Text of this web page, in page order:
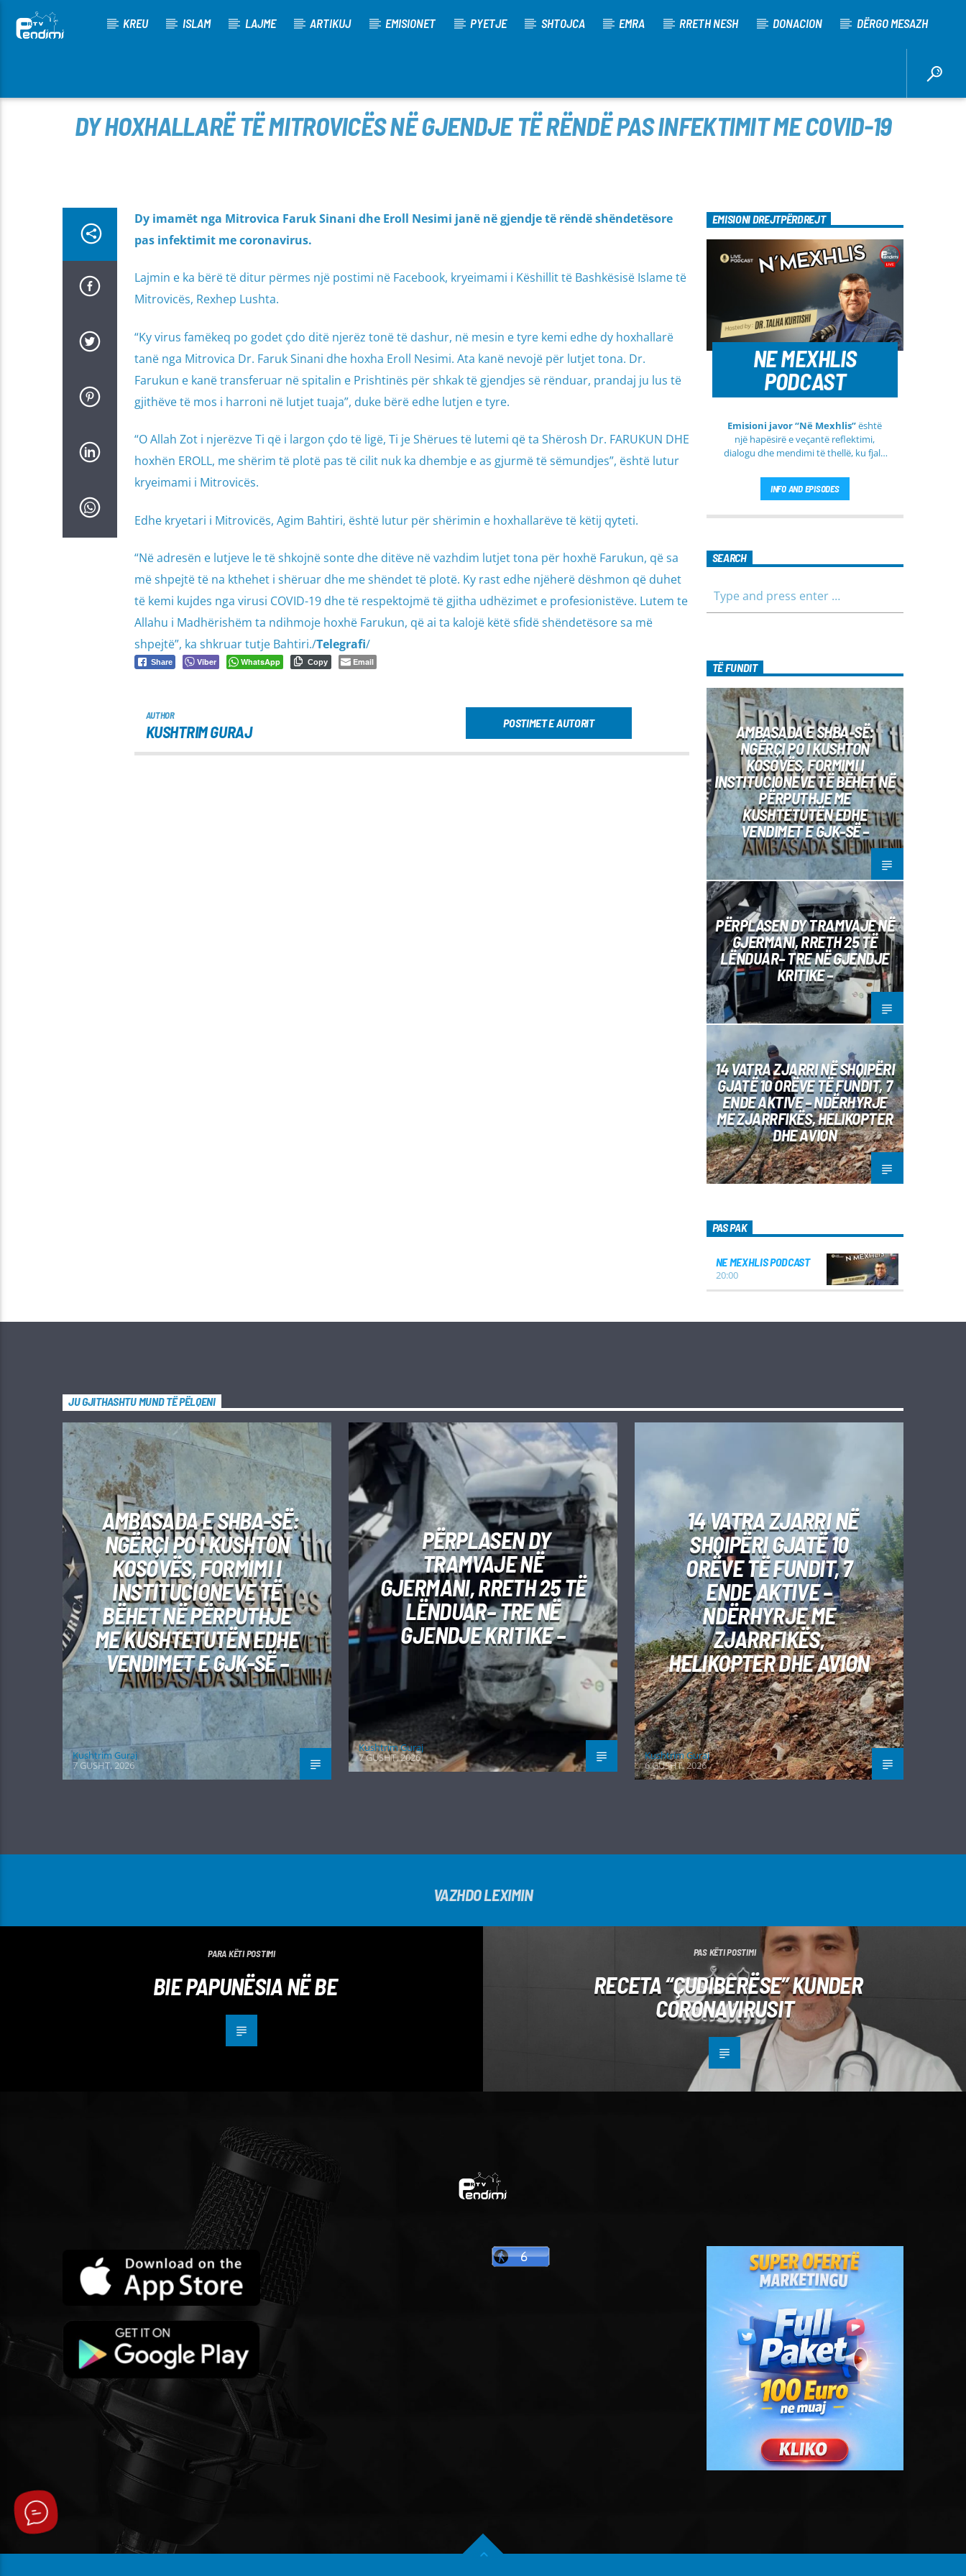
KREU ISLAM LAJME ARTIKUJ EMISIONET PYETJE SHTOJCA EMRA RRETH NESH DONACION DËRGO MESAZH
DY HOXHALLARË TË MITROVICËS NË GJENDJE TË RËNDË PAS INFEKTIMIT ME COVID-19
Dy imamët nga Mitrovica Faruk Sinani dhe Eroll Nesimi janë në gjendje të rëndë shëndetësore
pas infektimit me coronavirus.
Lajmin e ka bërë të ditur përmes një postimi në Facebook, kryeimami i Këshillit të Bashkësisë Islame të
Mitrovicës, Rexhep Lushta.
“Ky virus famëkeq po godet çdo ditë njerëz tonë të dashur, në mesin e tyre kemi edhe dy hoxhallarë
tanë nga Mitrovica Dr. Faruk Sinani dhe hoxha Eroll Nesimi. Ata kanë nevojë për lutjet tona. Dr.
Farukun e kanë transferuar në spitalin e Prishtinës për shkak të gjendjes së rënduar, prandaj ju lus të
gjithëve të mos i harroni në lutjet tuaja”, duke bërë edhe lutjen e tyre.
“O Allah Zot i njerëzve Ti që i largon çdo të ligë, Ti je Shërues të lutemi që ta Shërosh Dr. FARUKUN DHE
hoxhën EROLL, me shërim të plotë pas të cilit nuk ka dhembje e as gjurmë të sëmundjes”, është lutur
kryeimami i Mitrovicës.
Edhe kryetari i Mitrovicës, Agim Bahtiri, është lutur për shërimin e hoxhallarëve të këtij qyteti.
“Në adresën e lutjeve le të shkojnë sonte dhe ditëve në vazhdim lutjet tona për hoxhë Farukun, që sa
më shpejtë të na kthehet i shëruar dhe me shëndet të plotë. Ky rast edhe njëherë dëshmon që duhet
të kemi kujdes nga virusi COVID-19 dhe të respektojmë të gjitha udhëzimet e profesionistëve. Lutem te
Allahu i Madhërishëm ta ndihmoje hoxhë Farukun, që ai ta kalojë këtë sfidë shëndetësore sa më
shpejtë”, ka shkruar tutje Bahtiri./Telegrafi/
Share Viber WhatsApp Copy Email
AUTHOR
KUSHTRIM GURAJ POSTIMET E AUTORIT
EMISIONI DREJTPËRDREJT
NE MEXHLIS
PODCAST
Emisioni javor “Në Mexhlis”është
një hapësirë e veçantë reflektimi,
dialogu dhe mendimi të thellë, ku fjala
kuptim të veçantë. Ky emision
transmetohetdrejtpërdrejt çdo të
formë komunikimi të hapur, të qetë
INFO AND EPISODES
SEARCH
TË FUNDIT
AMBASADA E SHBA-SË:
NGËRÇI PO I KUSHTON
KOSOVËS, FORMIMI I
INSTITUCIONEVE TË BËHET NË
PËRPUTHJE ME
KUSHTETUTËN EDHE
VENDIMET E GJK-SË –
PËRPLASEN DY TRAMVAJE NË
GJERMANI, RRETH 25 TË
LËNDUAR– TRE NË GJENDJE
KRITIKE –
14 VATRA ZJARRI NË SHQIPËRI
GJATË 10 ORËVE TË FUNDIT, 7
ENDE AKTIVE – NDËRHYRJE
ME ZJARRFIKËS, HELIKOPTER
DHE AVION
PAS PAK
NE MEXHLIS PODCAST
20:00
JU GJITHASHTU MUND TË PËLQENI
AMBASADA E SHBA-SË:
NGËRÇI PO I KUSHTON
KOSOVËS, FORMIMI I
INSTITUCIONEVE TË
BËHET NË PËRPUTHJE
ME KUSHTETUTËN EDHE
VENDIMET E GJK-SË –
Kushtrim Guraj
7 GUSHT, 2026
PËRPLASEN DY
TRAMVAJE NË
GJERMANI, RRETH 25 TË
LËNDUAR– TRE NË
GJENDJE KRITIKE –
Kushtrim Guraj
7 GUSHT, 2026
14 VATRA ZJARRI NË
SHQIPËRI GJATË 10
ORËVE TË FUNDIT, 7
ENDE AKTIVE –
NDËRHYRJE ME
ZJARRFIKËS,
HELIKOPTER DHE AVION
Kushtrim Guraj
6 GUSHT, 2026
VAZHDO LEXIMIN
PARA KËTI POSTIMI
BIE PAPUNËSIA NË BE
PAS KËTI POSTIMI
RECETA “ÇUDIBERËSE” KUNDER
CORONAVIRUSIT